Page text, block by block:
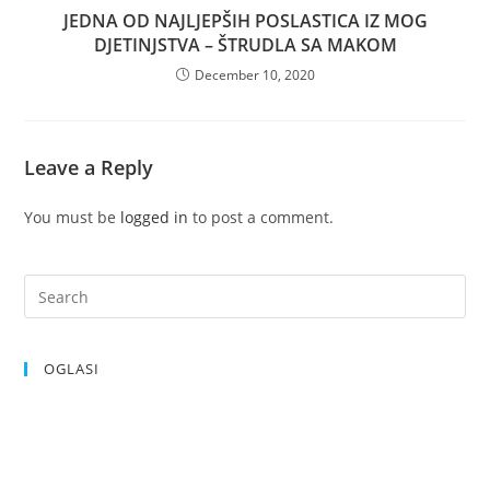
JEDNA OD NAJLJEPŠIH POSLASTICA IZ MOG
DJETINJSTVA – ŠTRUDLA SA MAKOM
December 10, 2020
Leave a Reply
You must be logged in to post a comment.
OGLASI